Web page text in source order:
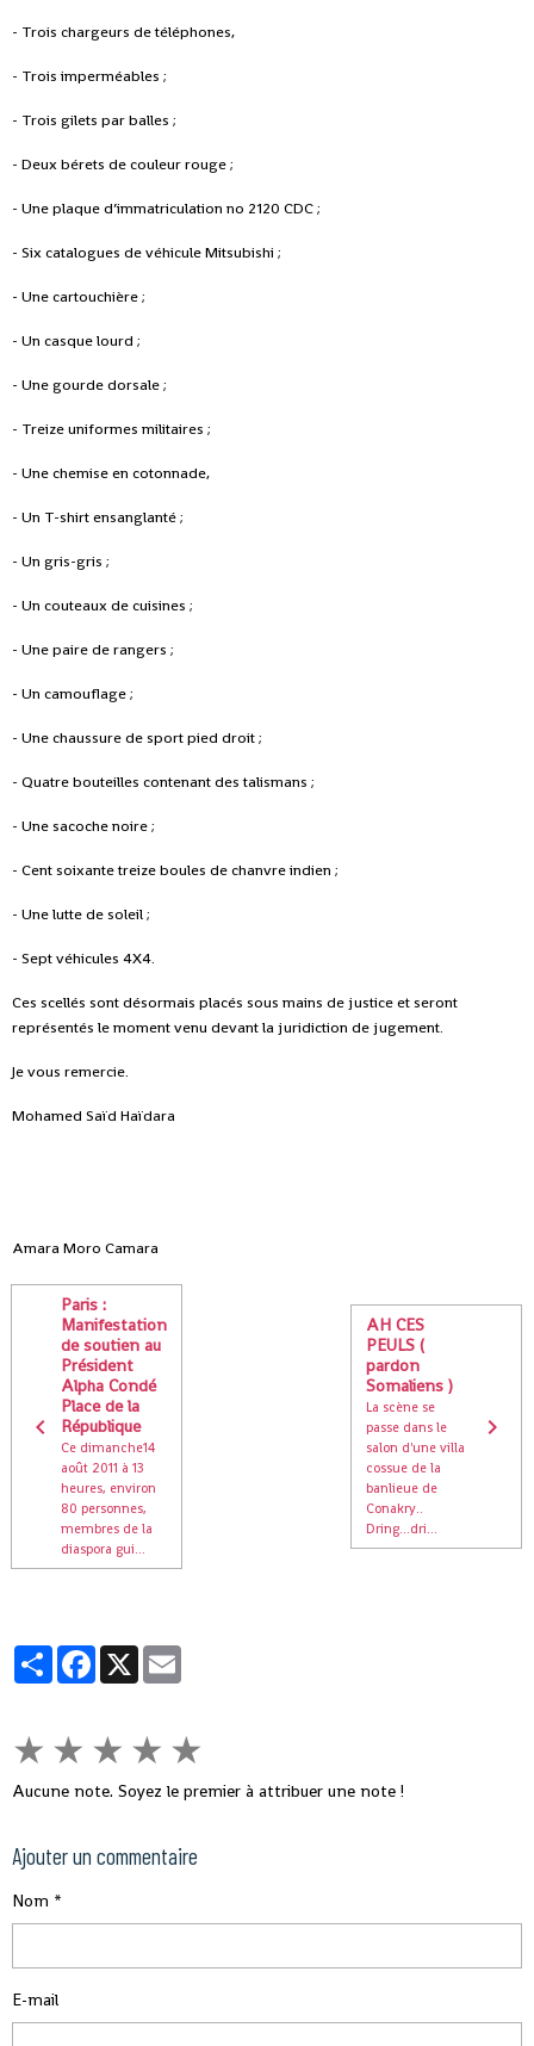
- Trois chargeurs de téléphones,
- Trois imperméables ;
- Trois gilets par balles ;
- Deux bérets de couleur rouge ;
- Une plaque d’immatriculation no 2120 CDC ;
- Six catalogues de véhicule Mitsubishi ;
- Une cartouchière ;
- Un casque lourd ;
- Une gourde dorsale ;
- Treize uniformes militaires ;
- Une chemise en cotonnade,
- Un T-shirt ensanglanté ;
- Un gris-gris ;
- Un couteaux de cuisines ;
- Une paire de rangers ;
- Un camouflage ;
- Une chaussure de sport pied droit ;
- Quatre bouteilles contenant des talismans ;
- Une sacoche noire ;
- Cent soixante treize boules de chanvre indien ;
- Une lutte de soleil ;
- Sept véhicules 4X4.
Ces scellés sont désormais placés sous mains de justice et seront
représentés le moment venu devant la juridiction de jugement.
Je vous remercie.
Mohamed Saïd Haïdara
Amara Moro Camara
Paris :
Manifestation
de soutien au
Président
Alpha Condé
Place de la
République
Ce dimanche14
août 2011 à 13
heures, environ
80 personnes,
membres de la
diaspora gui...
AH CES
PEULS (
pardon
Somaliens )
La scène se
passe dans le
salon d'une villa
cossue de la
banlieue de
Conakry..
Dring...dri...
PartagerFacebook
X
★ ★ ★ ★ ★
Aucune note. Soyez le premier à attribuer une note !
Ajouter un commentaire
Nom
E-mail